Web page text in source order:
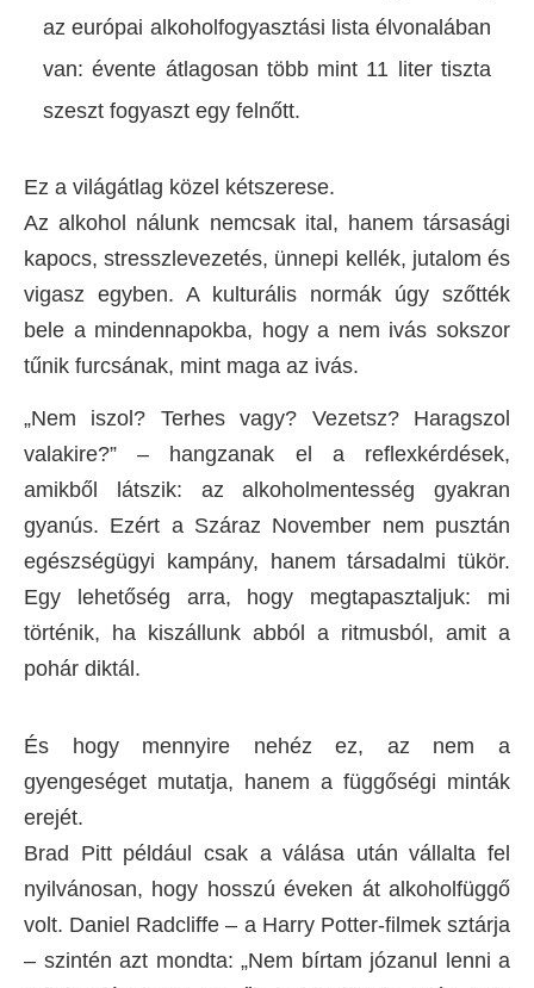
az európai alkoholfogyasztási lista élvonalában
van: évente átlagosan több mint 11 liter tiszta
szeszt fogyaszt egy felnőtt.
Ez a világátlag közel kétszerese.
Az alkohol nálunk nemcsak ital, hanem társasági
kapocs, stresszlevezetés, ünnepi kellék, jutalom és
vigasz egyben. A kulturális normák úgy szőtték
bele a mindennapokba, hogy a nem ivás sokszor
tűnik furcsának, mint maga az ivás.
„Nem iszol? Terhes vagy? Vezetsz? Haragszol
valakire?” – hangzanak el a reflexkérdések,
amikből látszik: az alkoholmentesség gyakran
gyanús. Ezért a Száraz November nem pusztán
egészségügyi kampány, hanem társadalmi tükör.
Egy lehetőség arra, hogy megtapasztaljuk: mi
történik, ha kiszállunk abból a ritmusból, amit a
pohár diktál.
És hogy mennyire nehéz ez, az nem a
gyengeséget mutatja, hanem a függőségi minták
erejét.
Brad Pitt például csak a válása után vállalta fel
nyilvánosan, hogy hosszú éveken át alkoholfüggő
volt. Daniel Radcliffe – a Harry Potter-filmek sztárja
– szintén azt mondta: „Nem bírtam józanul lenni a